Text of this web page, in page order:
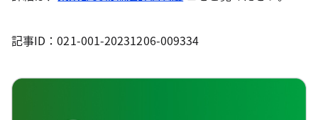
記事ID：021-001-20231206-009334